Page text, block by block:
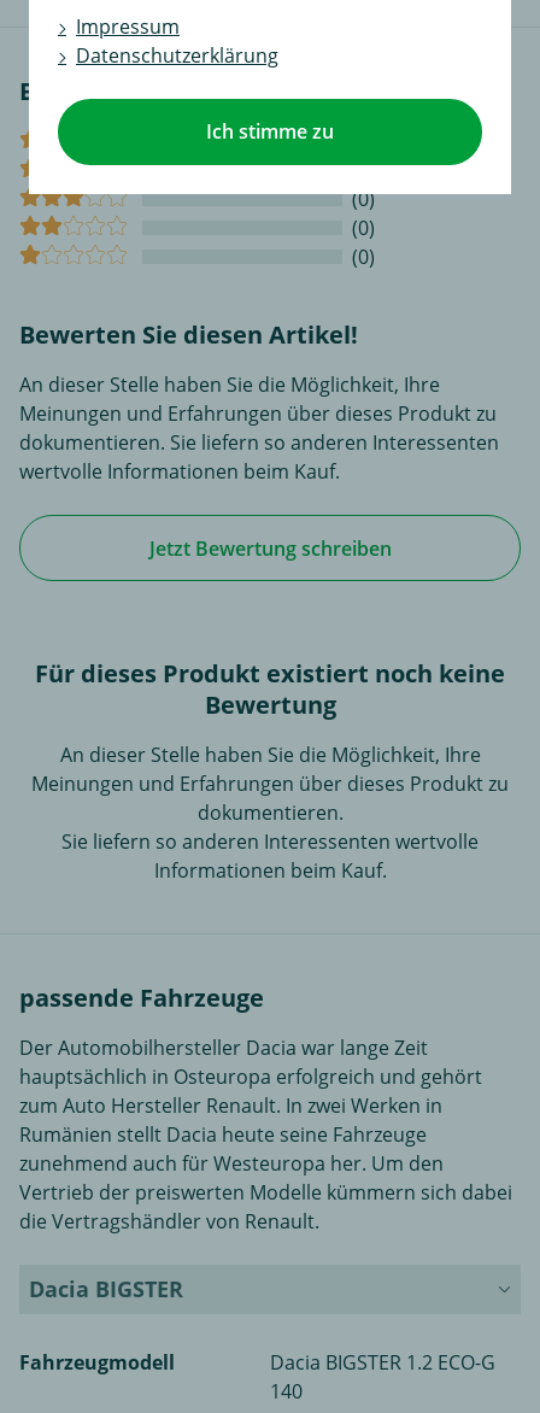
Bewertungen
(0)
(0)
(0)
(0)
Bewerten Sie diesen Artikel!
An dieser Stelle haben Sie die Möglichkeit, Ihre
Meinungen und Erfahrungen über dieses Produkt zu
dokumentieren. Sie liefern so anderen Interessenten
wertvolle Informationen beim Kauf.
Jetzt Bewertung schreiben
Für dieses Produkt existiert noch keine
Bewertung
An dieser Stelle haben Sie die Möglichkeit, Ihre
Meinungen und Erfahrungen über dieses Produkt zu
dokumentieren.
Sie liefern so anderen Interessenten wertvolle
Informationen beim Kauf.
passende Fahrzeuge
Der Automobilhersteller Dacia war lange Zeit
hauptsächlich in Osteuropa erfolgreich und gehört
zum Auto Hersteller Renault. In zwei Werken in
Rumänien stellt Dacia heute seine Fahrzeuge
zunehmend auch für Westeuropa her. Um den
Vertrieb der preiswerten Modelle kümmern sich dabei
die Vertragshändler von Renault.
Dacia BIGSTER
Fahrzeugmodell
Dacia BIGSTER 1.2 ECO-G
140
Impressum
Datenschutzerklärung
Ich stimme zu